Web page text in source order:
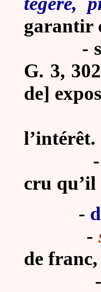
garantir
-
G. 3,
de]
l’intérêt.
-
cru
-
-
de
-